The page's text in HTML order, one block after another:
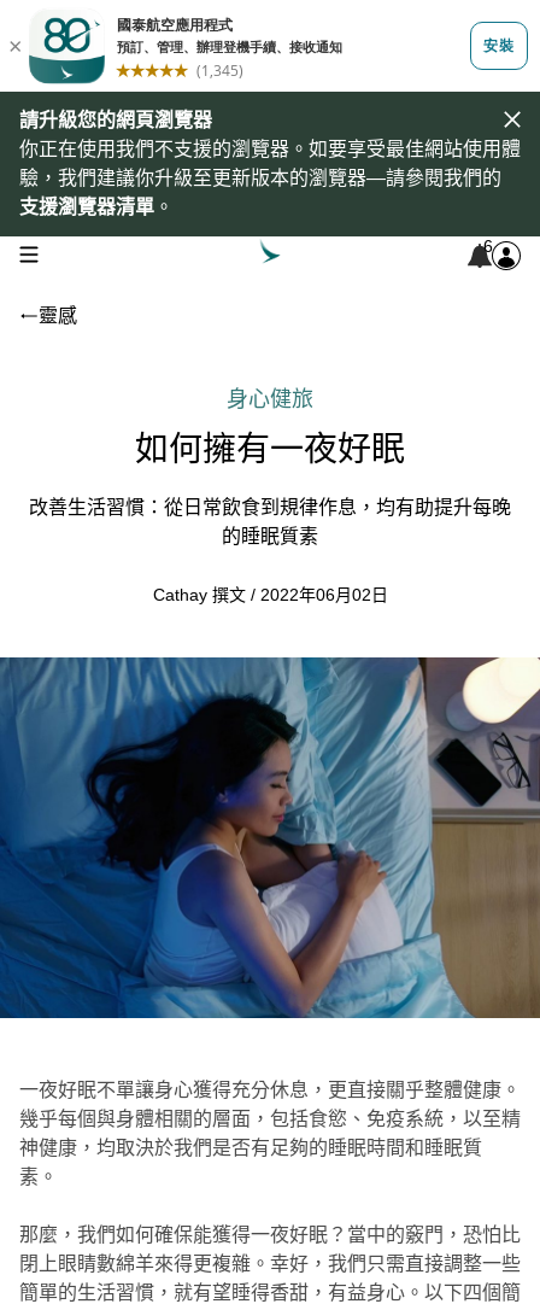
請升級您的網頁瀏覽器
你正在使用我們不支援的瀏覽器。如要享受最佳網站使用體
驗，我們建議你升級至更新版本的瀏覽器—請參閱我們的
支援瀏覽器清單 。
open navigation menu 6
靈感
身心健旅
如何擁有一夜好眠
改善生活習慣：從日常飲食到規律作息，均有助提升每晚
的睡眠質素
Cathay 撰文 / 2022年06月02日
一夜好眠不單讓身心獲得充分休息，更直接關乎整體健康。
幾乎每個與身體相關的層面，包括食慾、免疫系統，以至精
神健康，均取決於我們是否有足夠的睡眠時間和睡眠質
素。
那麼，我們如何確保能獲得一夜好眠？當中的竅門，恐怕比
閉上眼睛數綿羊來得更複雜。幸好，我們只需直接調整一些
簡單的生活習慣，就有望睡得香甜，有益身心。以下四個簡